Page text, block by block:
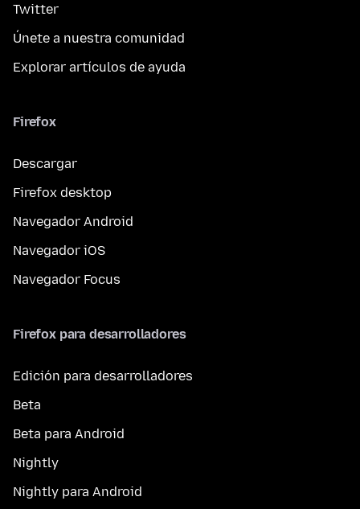
Twitter
Únete a nuestra comunidad
Explorar artículos de ayuda
Firefox
Descargar
Firefox desktop
Navegador Android
Navegador iOS
Navegador Focus
Firefox para desarrolladores
Edición para desarrolladores
Beta
Beta para Android
Nightly
Nightly para Android